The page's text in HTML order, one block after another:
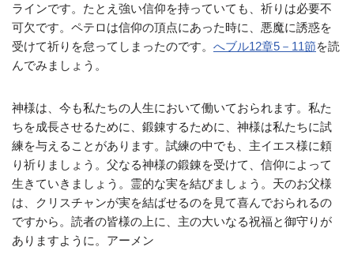
ラインです。たとえ強い信仰を持っていても、祈りは必要不
可欠です。ペテロは信仰の頂点にあった時に、悪魔に誘惑を
受けて祈りを怠ってしまったのです。 へブル12章5－11節を読
んでみましょう。
神様は、今も私たちの人生において働いておられます。私た
ちを成長させるために、鍛錬するために、神様は私たちに試
練を与えることがあります。試練の中でも、主イエス様に頼
り祈りましょう。父なる神様の鍛錬を受けて、信仰によって
生きていきましょう。霊的な実を結びましょう。天のお父様
は、クリスチャンが実を結ばせるのを見て喜んでおられるの
ですから。読者の皆様の上に、主の大いなる祝福と御守りが
ありますように。アーメン